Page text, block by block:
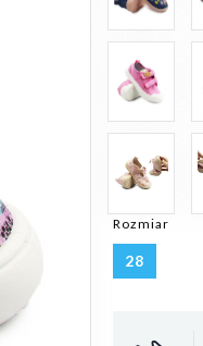
Rozmiar
28